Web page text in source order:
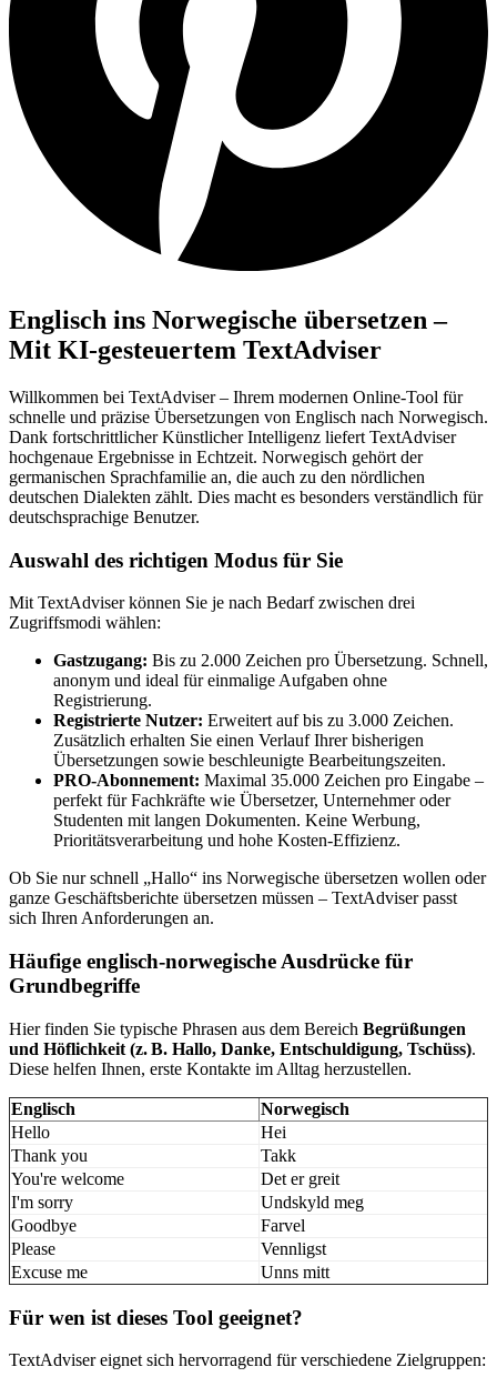
Englisch ins Norwegische übersetzen –
Mit KI-gesteuertem TextAdviser
Willkommen bei TextAdviser – Ihrem modernen Online-Tool für
schnelle und präzise Übersetzungen von Englisch nach Norwegisch.
Dank fortschrittlicher Künstlicher Intelligenz liefert TextAdviser
hochgenaue Ergebnisse in Echtzeit. Norwegisch gehört der
germanischen Sprachfamilie an, die auch zu den nördlichen
deutschen Dialekten zählt. Dies macht es besonders verständlich für
deutschsprachige Benutzer.
Auswahl des richtigen Modus für Sie
Mit TextAdviser können Sie je nach Bedarf zwischen drei
Zugriffsmodi wählen:
Gastzugang: Bis zu 2.000 Zeichen pro Übersetzung. Schnell,
anonym und ideal für einmalige Aufgaben ohne
Registrierung.
Registrierte Nutzer: Erweitert auf bis zu 3.000 Zeichen.
Zusätzlich erhalten Sie einen Verlauf Ihrer bisherigen
Übersetzungen sowie beschleunigte Bearbeitungszeiten.
PRO-Abonnement: Maximal 35.000 Zeichen pro Eingabe –
perfekt für Fachkräfte wie Übersetzer, Unternehmer oder
Studenten mit langen Dokumenten. Keine Werbung,
Prioritätsverarbeitung und hohe Kosten-Effizienz.
Ob Sie nur schnell „Hallo“ ins Norwegische übersetzen wollen oder
ganze Geschäftsberichte übersetzen müssen – TextAdviser passt
sich Ihren Anforderungen an.
Häufige englisch-norwegische Ausdrücke für
Grundbegriffe
Hier finden Sie typische Phrasen aus dem Bereich Begrüßungen
und Höflichkeit (z. B. Hallo, Danke, Entschuldigung, Tschüss).
Diese helfen Ihnen, erste Kontakte im Alltag herzustellen.
Englisch
Norwegisch
Hello
Hei
Thank you
Takk
You're welcome
Det er greit
I'm sorry
Undskyld meg
Goodbye
Farvel
Please
Vennligst
Excuse me
Unns mitt
Für wen ist dieses Tool geeignet?
TextAdviser eignet sich hervorragend für verschiedene Zielgruppen: